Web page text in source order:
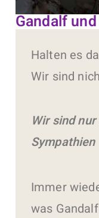
Gandalf
Halten es
Wir sind
Wir sind
Sympathien
Immer
was